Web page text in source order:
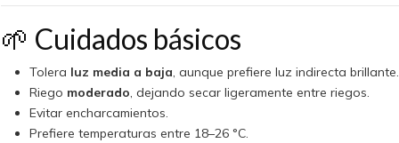
🌱 Cuidados básicos
Tolera luz media a baja, aunque prefiere luz indirecta brillante.
Riego moderado, dejando secar ligeramente entre riegos.
Evitar encharcamientos.
Prefiere temperaturas entre 18–26 °C.